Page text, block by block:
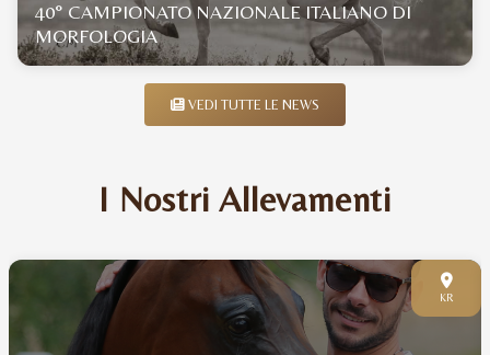
40° CAMPIONATO NAZIONALE ITALIANO DI
MORFOLOGIA
VEDI TUTTE LE NEWS
I Nostri Allevamenti
KR